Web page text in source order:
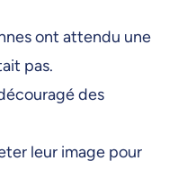
ont attendu une
pas.
des
leur image pour